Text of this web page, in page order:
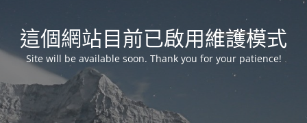
這個網站目前已啟用維護模式
Site will be available soon. Thank you for your patience!